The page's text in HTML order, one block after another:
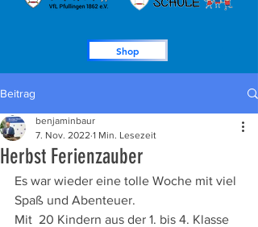
Shop
Beitrag
Herbst Ferienzauber
benjaminbaur
7. Nov. 2022 1 Min. Lesezeit
Es war wieder eine tolle Woche mit viel
Spaß und Abenteuer.
Mit  20 Kindern aus der 1. bis 4. Klasse